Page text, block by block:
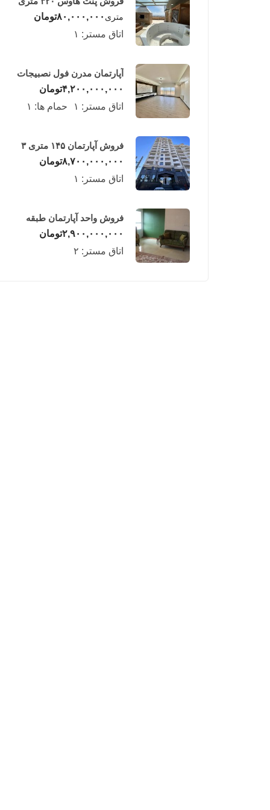
لوکس در طبقه چهاردهم
فریدونکنار
متری ۸۰,۰۰۰,۰۰۰تومان
اتاق مستر: ۱
آپارتمان مدرن فول نصبیجات
ساحلی/فریدونکنار
۴,۲۰۰,۰۰۰,۰۰۰تومان
اتاق مستر: ۱ حمام ها: ۱
فروش آپارتمان ۱۴۵ متری ۳
خوابه در فریدونکنار
۸,۷۰۰,۰۰۰,۰۰۰تومان
اتاق مستر: ۱
فروش واحد آپارتمان طبقه
چهارم در فریدونکنار
۲,۹۰۰,۰۰۰,۰۰۰تومان
اتاق مستر: ۲